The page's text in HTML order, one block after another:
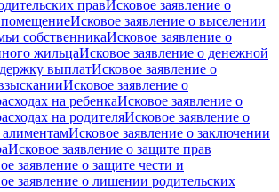
правИсковое заявление о
Исковое заявление о выселении
собственникаИсковое заявление о
жильцаИсковое заявление о денежной
выплатИсковое заявление о
Исковое заявление о
на ребенкаИсковое заявление о
на родителяИсковое заявление о
Исковое заявление о заключении
Исковое заявление о защите прав
заявление о защите чести и
заявление о лишении родительских